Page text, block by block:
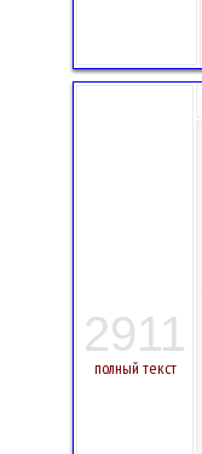
2911
полный текст